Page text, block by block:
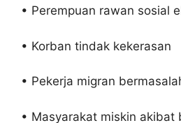
• Perempuan rawan sosial
• Korban tindak kekerasan
• Pekerja migran
• Masyarakat miskin akibat